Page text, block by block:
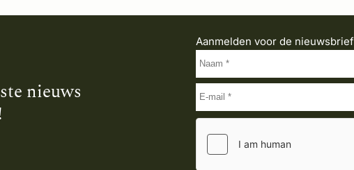
nieuws
Aanmelden voor de nieuwsbrief